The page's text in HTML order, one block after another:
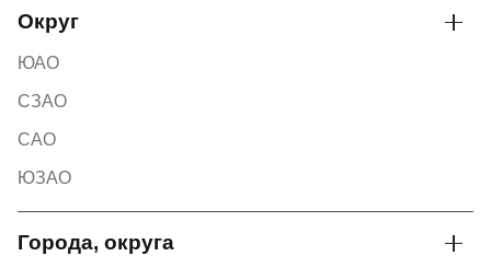
Округ
ЮАО
СЗАО
САО
ЮЗАО
Города, округа